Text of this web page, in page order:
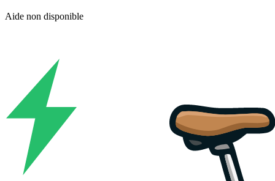
Aide non disponible